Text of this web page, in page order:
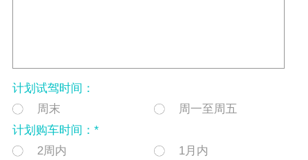
计划试驾时间：
周末
周一至周五
计划购车时间：*
2周内
1月内